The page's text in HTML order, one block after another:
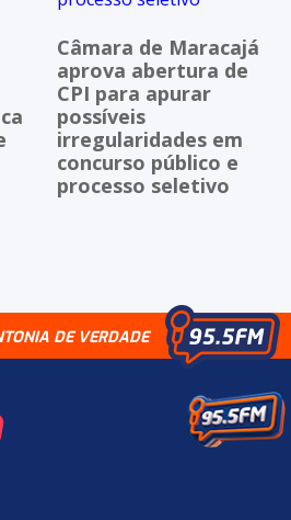
Câmara de Maracajá
aprova abertura de
CPI para apurar
possíveis
irregularidades em
concurso público e
processo seletivo
DE VERDADE